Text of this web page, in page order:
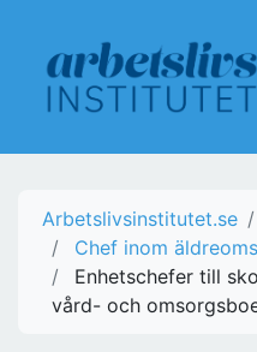
Arbetslivsinstitutet.se
Chef inom
Enhetschefer till
vård- och